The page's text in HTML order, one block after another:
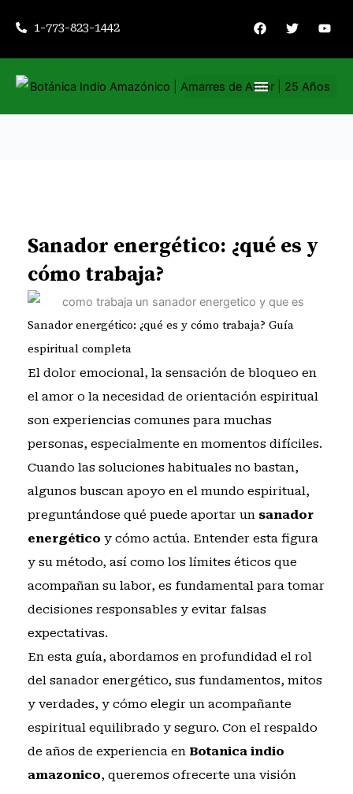
contenido
1-773-823-1442
F
a
e
o
T
w
t
e
Y
o
t
b
Sanador energético: ¿qué es y
cómo trabaja?
Sanador energético: ¿qué es y cómo trabaja? Guía
espiritual completa
El dolor emocional, la sensación de bloqueo en
el amor o la necesidad de orientación espiritual
son experiencias comunes para muchas
personas, especialmente en momentos difíciles.
Cuando las soluciones habituales no bastan,
algunos buscan apoyo en el mundo espiritual,
preguntándose qué puede aportar un sanador
energético y cómo actúa. Entender esta figura
y su método, así como los límites éticos que
acompañan su labor, es fundamental para tomar
decisiones responsables y evitar falsas
expectativas.
En esta guía, abordamos en profundidad el rol
del sanador energético, sus fundamentos, mitos
y verdades, y cómo elegir un acompañante
espiritual equilibrado y seguro. Con el respaldo
de años de experiencia en Botanica indio
amazonico, queremos ofrecerte una visión